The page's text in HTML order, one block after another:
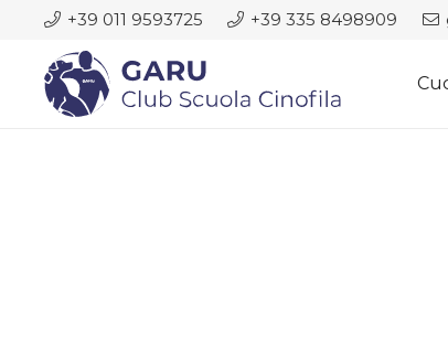
+39 011 9593725 +39 335 8498909